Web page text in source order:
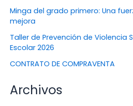
Minga del grado primero: Una
mejora
Taller de Prevención de Violencia
Escolar 2026
CONTRATO DE COMPRAVENTA
Archivos